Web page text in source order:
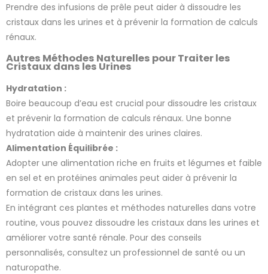
Prendre des infusions de prêle peut aider à dissoudre les
cristaux dans les urines et à prévenir la formation de calculs
rénaux.
Autres Méthodes Naturelles pour Traiter les
Cristaux dans les Urines
Hydratation :
Boire beaucoup d’eau est crucial pour dissoudre les cristaux
et prévenir la formation de calculs rénaux. Une bonne
hydratation aide à maintenir des urines claires.
Alimentation Équilibrée :
Adopter une alimentation riche en fruits et légumes et faible
en sel et en protéines animales peut aider à prévenir la
formation de cristaux dans les urines.
En intégrant ces plantes et méthodes naturelles dans votre
routine, vous pouvez dissoudre les cristaux dans les urines et
améliorer votre santé rénale. Pour des conseils
personnalisés, consultez un professionnel de santé ou un
naturopathe.